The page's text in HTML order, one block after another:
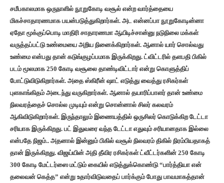
சமீபகாலமாக ஒருநாளில் நூறுகோடி வசூல் என்ற வார்த்தையை
மிகச்சாதாரணமாக பயன்படுத்துகிறார்கள். அட என்னப்பா நூறுகோடின்னா
ஏதோ மூக்குப்பொடி மாதிரி சாதாரணமா ஆயிடிச்சான்னு நடுநிலை மக்கள்
வருத்தப்பட்டு உண்மையை அறிய நினைக்கிறார்கள். ஆனால் யார் சொல்வது
உண்மை என்பது தான் கடுங்குழப்பமாக இருக்கிறது. ட்விட்டரில் தளபதி பிகில்
படம் மூலமாக 250 கோடி வசூலை தாண்டிவிட்டார் என்று கொளுத்திப்
போட்டுவிடுகிறார்கள். அதை ஸ்கிரீன் ஷாட் எடுத்து வைத்து ரசிகர்கள்
புளகாங்கிதம் அடைந்து வருகிறார்கள். ஆனால் தயாரிப்பாளர் தான் உண்மை
நிலவரத்தைச் சொல்ல முடியும் என்று சொன்னால் சிலர் கலவரம்
ஆகிவிடுகிறார்கள். இருந்தாலும் இணையத்தில் ஒருசிலர் கொடுக்கிற டேட்டா
சரியாக இருக்கிறது. பட் இதுவரை வந்த டேட்டா எதுவும் சரியானதாக இல்லை
என்பதே நிஜம்.. அதனால் இன்னும் பிகில் வசூல் நிலவரம் திகில் நிரம்பியதாகத்
தான் இருக்கிறது. விஜய்யின் அதி தீவிர ரசிகர்கள் ட்வீட்டர்களின் 250 கோடி
300 கோடி மேட்டர்ஸை மட்டும் கையில் எடுத்துக்கொண்டு “பார்த்தியா என்
தலைவன் கெத்த” என்று உதார்விடுவதைப் பார்க்கும் போது பாவமாகத்தான்